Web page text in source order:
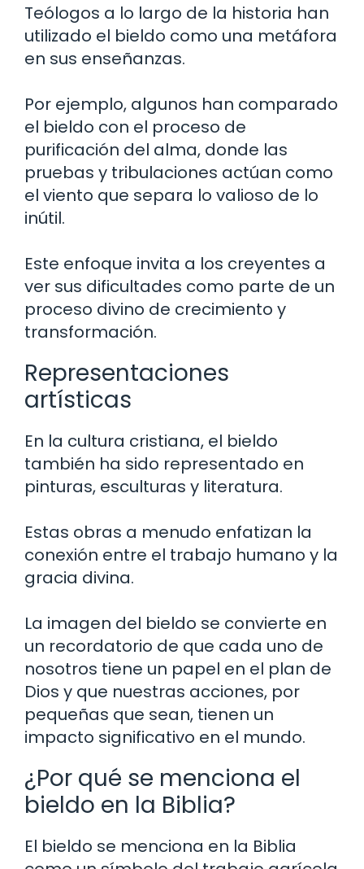
Teólogos a lo largo de la historia han
utilizado el bieldo como una metáfora
en sus enseñanzas.
Por ejemplo, algunos han comparado
el bieldo con el proceso de
purificación del alma, donde las
pruebas y tribulaciones actúan como
el viento que separa lo valioso de lo
inútil.
Este enfoque invita a los creyentes a
ver sus dificultades como parte de un
proceso divino de crecimiento y
transformación.
Representaciones
artísticas
En la cultura cristiana, el bieldo
también ha sido representado en
pinturas, esculturas y literatura.
Estas obras a menudo enfatizan la
conexión entre el trabajo humano y la
gracia divina.
La imagen del bieldo se convierte en
un recordatorio de que cada uno de
nosotros tiene un papel en el plan de
Dios y que nuestras acciones, por
pequeñas que sean, tienen un
impacto significativo en el mundo.
¿Por qué se menciona el
bieldo en la Biblia?
El bieldo se menciona en la Biblia